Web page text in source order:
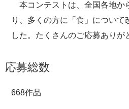
本コンテストは、全国各地か
り、多くの方に「食」について
した。たくさんのご応募ありが
応募総数
668作品